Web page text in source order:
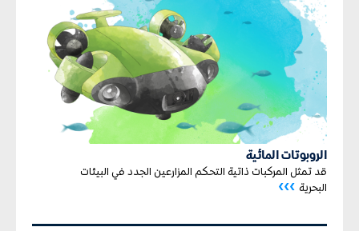
الروبوتات المائية
قد تمثل المركبات ذاتية التحكم المزارعين الجدد في البيئات
البحرية ›››